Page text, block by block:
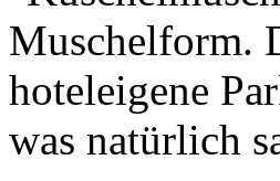
Muschelform.
hoteleigene
was natürlich